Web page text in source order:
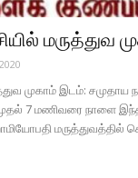
மருத்துவ
முகாம் இடம்: சமுதாய
7 மணிவரை நாளை